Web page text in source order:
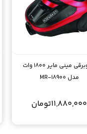
جاروبرقی مینی مایر 1800 وات
مدل MR-18900
11,880,000تومان